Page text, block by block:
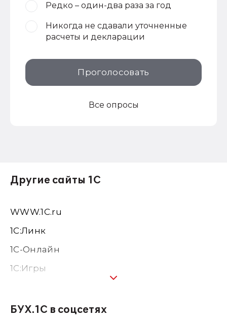
Редко – один-два раза за год
Никогда не сдавали уточненные
расчеты и декларации
Проголосовать
Все опросы
Другие сайты 1С
WWW.1С.ru
1С:Линк
1С-Онлайн
1C:Игры
1С:Консалтинг
БУХ.1С в соцсетях